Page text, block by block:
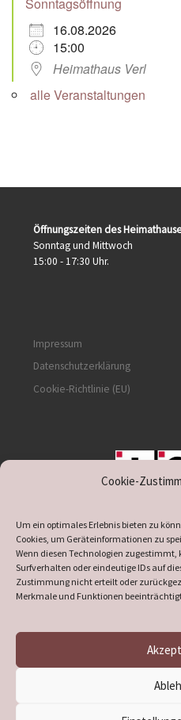
Cookie-
Um ein optimales Erlebnis bieten zu
Cookies, um Geräteinformationen zu
Wenn diesen Technologien
Surfverhalten oder eindeutige IDs auf
Zustimmung nicht erteilt oder
Merkmale und Funktionen
16.08.2026
15:00
Heimathaus Verl
alle Veranstaltungen
Öffnungszeiten des
Sonntag und Mittwoch
15:00 - 17:30 Uhr.
Impressum
Datenschutzerklärung
Cookie-Richtlinie (EU)
supported by
Heimatverein Verl